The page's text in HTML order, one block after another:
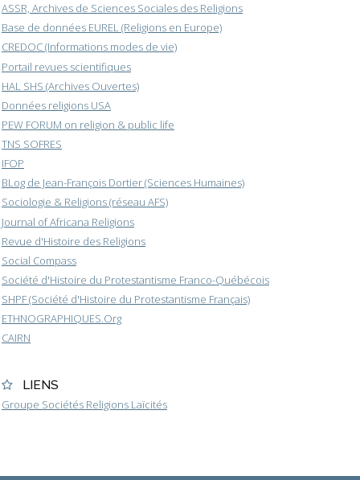
ASSR, Archives de Sciences Sociales des Religions
Base de données EUREL (Religions en Europe)
CREDOC (Informations modes de vie)
Portail revues scientifiques
HAL SHS (Archives Ouvertes)
Données religions USA
PEW FORUM on religion & public life
TNS SOFRES
IFOP
BLog de Jean-François Dortier (Sciences Humaines)
Sociologie & Religions (réseau AFS)
Journal of Africana Religions
Revue d'Histoire des Religions
Social Compass
Société d'Histoire du Protestantisme Franco-Québécois
SHPF (Société d'Histoire du Protestantisme Français)
ETHNOGRAPHIQUES.Org
CAIRN
LIENS
Groupe Sociétés Religions Laïcités